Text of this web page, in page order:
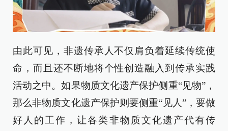
由此可见，非遗传承人不仅肩负着延续传统使
命，而且还不断地将个性创造融入到传承实践
活动之中。如果物质文化遗产保护侧重“见物”，
那么非物质文化遗产保护则要侧重“见人”，要做
好人的工作，让各类非物质文化遗产代有传